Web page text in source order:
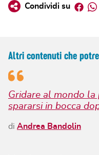
Condividi su
Altri contenuti che
Gridare al mondo
spararsi in bocca
di Andrea Bandolin